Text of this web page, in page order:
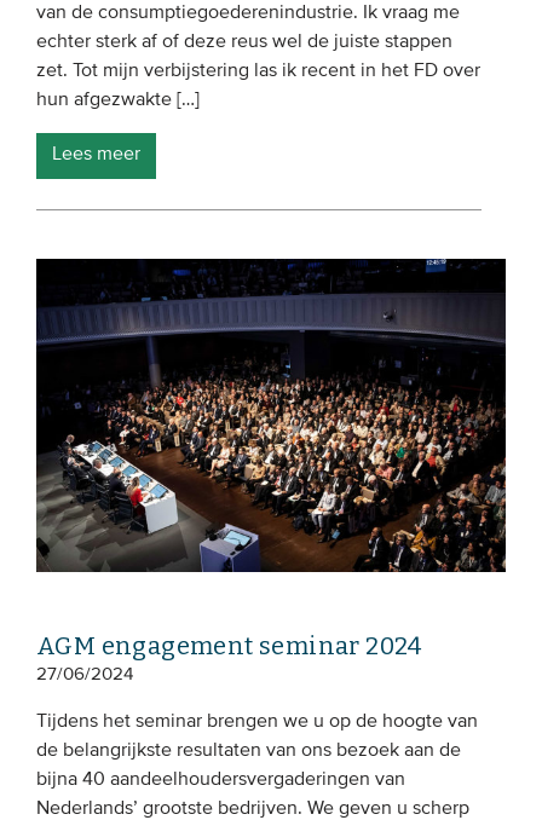
van de consumptiegoederenindustrie. Ik vraag me
echter sterk af of deze reus wel de juiste stappen
zet. Tot mijn verbijstering las ik recent in het FD over
hun afgezwakte […]
Lees meer
AGM engagement seminar 2024
27/06/2024
Tijdens het seminar brengen we u op de hoogte van
de belangrijkste resultaten van ons bezoek aan de
bijna 40 aandeelhoudersvergaderingen van
Nederlands’ grootste bedrijven. We geven u scherp